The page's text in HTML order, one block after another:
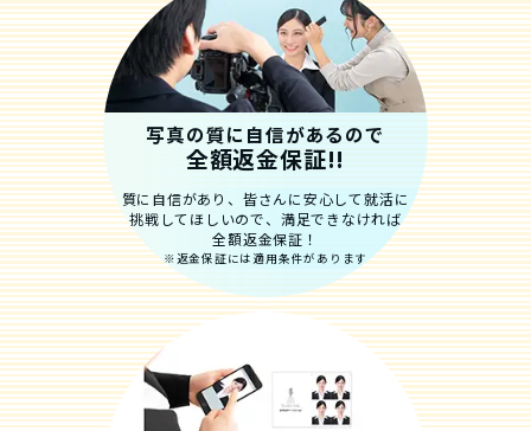
写真の質に自信があるので
全額返金保証!!
質に自信があり、皆さんに安心して就活に
挑戦してほしいので、満足できなければ
全額返金保証！
※返金保証には適用条件があります